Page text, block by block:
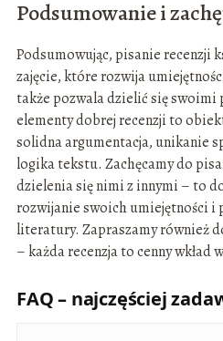
Podsumowanie i
Podsumowując, pisanie recenzji
zajęcie, które rozwija
także pozwala dzielić się swoimi
elementy dobrej recenzji to
solidna argumentacja, unikanie
logika tekstu. Zachęcamy do
dzielenia się nimi z innymi – to
rozwijanie swoich umiejętności i
literatury. Zapraszamy również
– każda recenzja to cenny wkład
FAQ – najczęściej